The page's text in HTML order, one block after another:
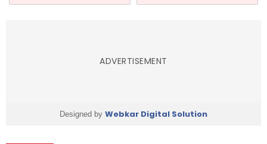
ADVERTISEMENT
Designed by Webkar Digital Solution